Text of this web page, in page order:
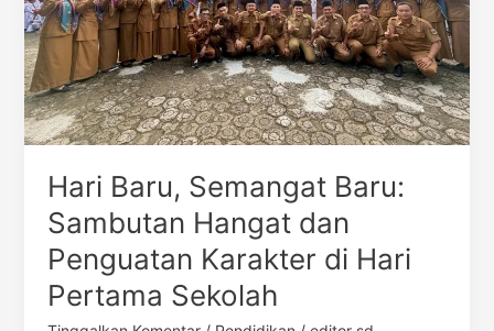
Hari Baru, Semangat Baru:
Sambutan Hangat dan
Penguatan Karakter di Hari
Pertama Sekolah
Karakter
di
Hari
Pertama
Sekolah